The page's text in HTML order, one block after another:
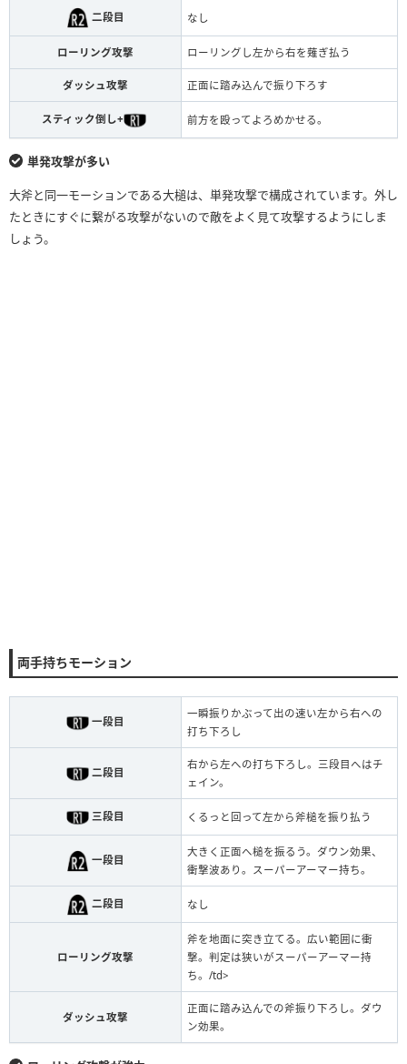
二段目 なし
ローリング攻撃 ローリングし左から右を薙ぎ払う
ダッシュ攻撃 正面に踏み込んで振り下ろす
スティック倒し+ 前方を殴ってよろめかせる。
単発攻撃が多い
大斧と同一モーションである大槌は、単発攻撃で構成されています。外し
たときにすぐに繋がる攻撃がないので敵をよく見て攻撃するようにしま
しょう。
両手持ちモーション
一段目
一瞬振りかぶって出の速い左から右への
打ち下ろし
二段目
右から左への打ち下ろし。三段目へはチ
ェイン。
三段目 くるっと回って左から斧槌を振り払う
一段目
大きく正面へ槌を振るう。ダウン効果、
衝撃波あり。スーパーアーマー持ち。
二段目 なし
ローリング攻撃
斧を地面に突き立てる。広い範囲に衝
撃。判定は狭いがスーパーアーマー持
ち。/td>
ダッシュ攻撃
正面に踏み込んでの斧振り下ろし。ダウ
ン効果。